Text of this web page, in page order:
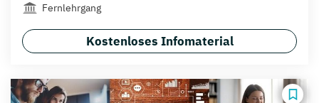
Fernlehrgang
Kostenloses Infomaterial